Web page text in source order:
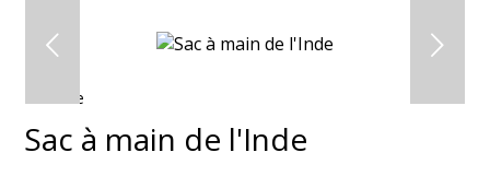
En solde
Sac à main de l'Inde